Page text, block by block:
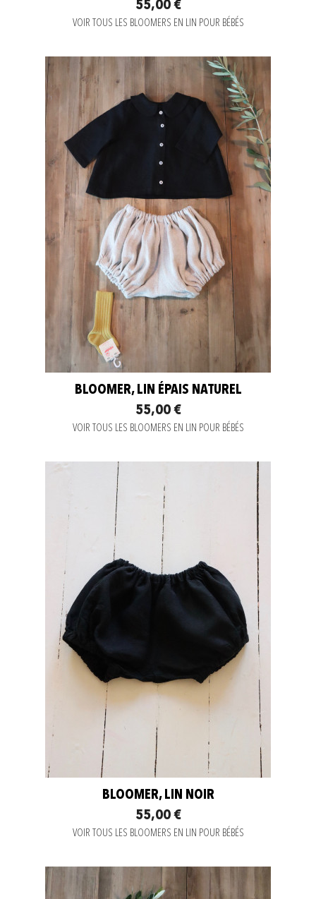
55,00 €
VOIR TOUS LES BLOOMERS EN LIN POUR BÉBÉS
BLOOMER, LIN ÉPAIS NATUREL
55,00 €
VOIR TOUS LES BLOOMERS EN LIN POUR BÉBÉS
BLOOMER, LIN NOIR
55,00 €
VOIR TOUS LES BLOOMERS EN LIN POUR BÉBÉS